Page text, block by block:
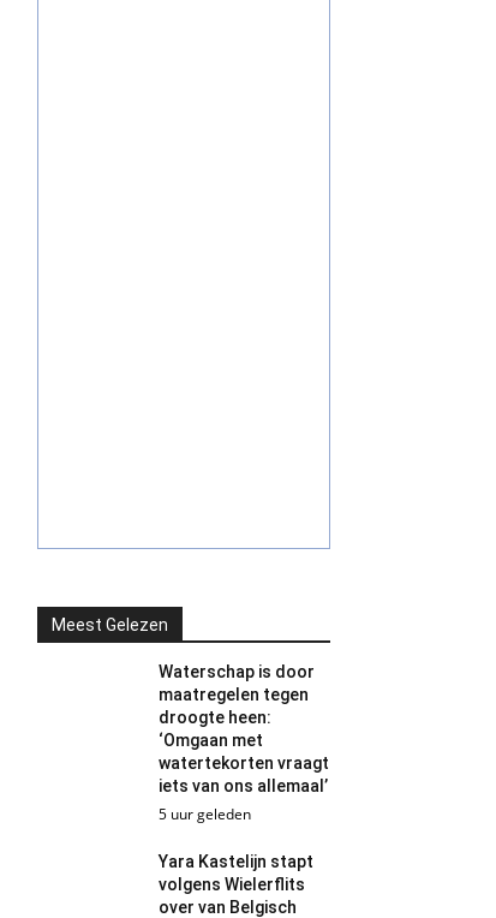
Meest Gelezen
Waterschap is door
maatregelen tegen
droogte heen:
‘Omgaan met
watertekorten vraagt
iets van ons allemaal’
5 uur geleden
Yara Kastelijn stapt
volgens Wielerflits
over van Belgisch